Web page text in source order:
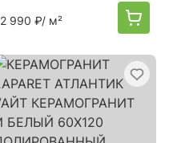
2 990 ₽/ м²